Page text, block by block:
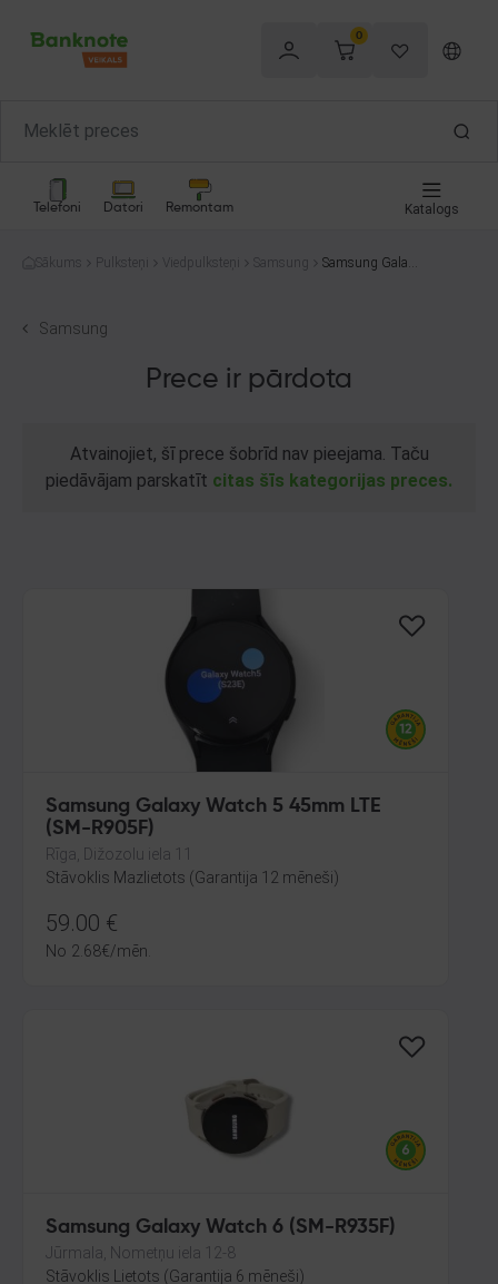
0
Telefoni Datori Remontam Katalogs
Sākums Pulksteņi Viedpulksteņi Samsung
Samsung Galaxy
Samsung
Prece ir pārdota
Atvainojiet, šī prece šobrīd nav pieejama. Taču
piedāvājam parskatīt citas šīs kategorijas preces.
Samsung Galaxy Watch 5 45mm LTE
(SM-R905F)
Rīga, Dižozolu iela 11
Stāvoklis Mazlietots (Garantija 12 mēneši)
59.00 €
No 2.68€/mēn.
Samsung Galaxy Watch 6 (SM-R935F)
Jūrmala, Nometņu iela 12-8
Stāvoklis Lietots (Garantija 6 mēneši)